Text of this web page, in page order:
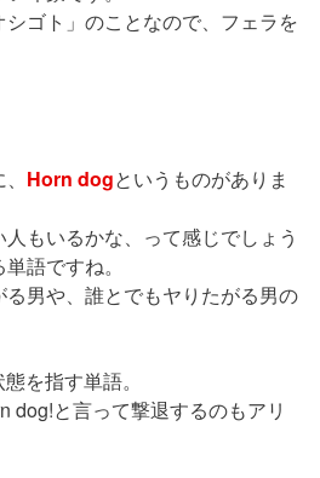
シゴト」のことなので、フェラを
Horn dogというものがありま
もいるかな、って感じでしょう
語ですね。
男や、誰とでもヤりたがる男の
を指す単語。
dog!と言って撃退するのもアリ